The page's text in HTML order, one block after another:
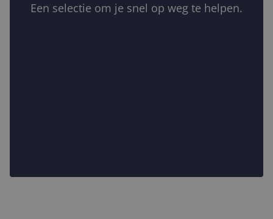
Een selectie om je snel op weg te helpen.